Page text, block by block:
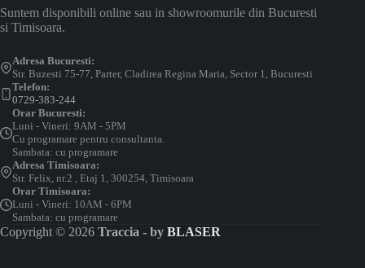
Suntem disponibili online sau in showroomurile din Bucuresti
si Timisoara.
Adresa Bucuresti:
Str. Buzesti 75-77, Parter, Cladirea Regina Maria, Sector 1, Bucuresti
Telefon:
0729-383-244
Orar Bucuresti:
Luni - Vineri: 9AM - 5PM
Cu programare pentru consultanta.
Sambata: cu programare
Adresa Timisoara:
Str. Felix, nr.2 , Etaj 1, 300254, Timisoara
Orar Timisoara:
Luni - Vineri: 10AM - 6PM
Sambata: cu programare
Copyright © 2026 Traccia - by BLASER